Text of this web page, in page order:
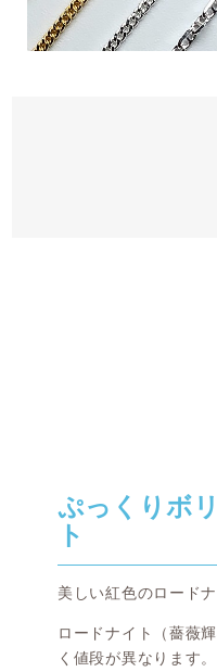
ぷっくりボ
ト
美しい紅色のロード
ロードナイト（薔薇
く値段が異なります。